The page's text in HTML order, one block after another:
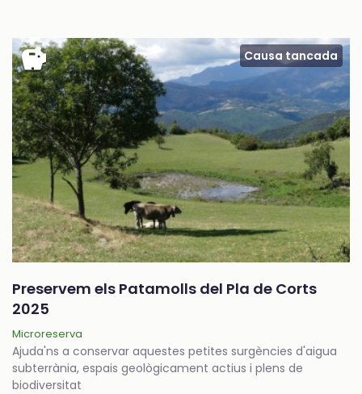
savings Causa tancada
Preservem els Patamolls del Pla de Corts
2025
Microreserva
Ajuda'ns a conservar aquestes petites surgències d'aigua
subterrània, espais geològicament actius i plens de
biodiversitat